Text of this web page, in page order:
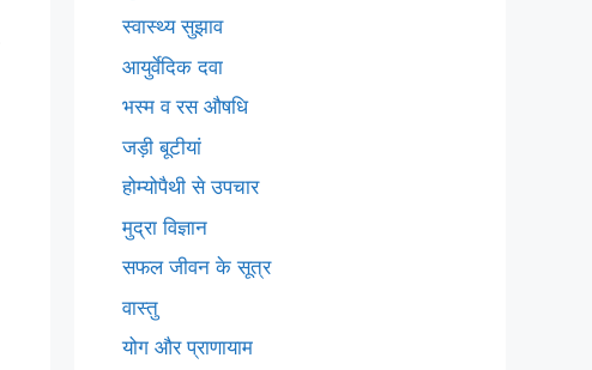
स्वास्थ्य सुझाव
आयुर्वेदिक दवा
भस्म व रस औषधि
जड़ी बूटीयां
होम्योपैथी से उपचार
मुद्रा विज्ञान
सफल जीवन के सूत्र
वास्तु
योग और प्राणायाम